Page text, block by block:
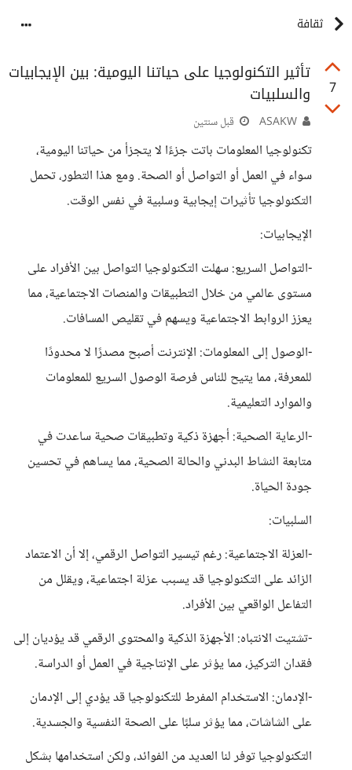
ثقافة
7
تأثير التكنولوجيا على حياتنا اليومية: بين الإيجابيات
والسلبيات
قبل سنتين
تكنولوجيا المعلومات باتت جزءًا لا يتجزأ من حياتنا اليومية،
سواء في العمل أو التواصل أو الصحة. ومع هذا التطور، تحمل
التكنولوجيا تأثيرات إيجابية وسلبية في نفس الوقت.
الإيجابيات:
-التواصل السريع: سهلت التكنولوجيا التواصل بين الأفراد على
مستوى عالمي من خلال التطبيقات والمنصات الاجتماعية، مما
يعزز الروابط الاجتماعية ويسهم في تقليص المسافات.
-الوصول إلى المعلومات: الإنترنت أصبح مصدرًا لا محدودًا
للمعرفة، مما يتيح للناس فرصة الوصول السريع للمعلومات
والموارد التعليمية.
-الرعاية الصحية: أجهزة ذكية وتطبيقات صحية ساعدت في
متابعة النشاط البدني والحالة الصحية، مما يساهم في تحسين
جودة الحياة.
السلبيات:
-العزلة الاجتماعية: رغم تيسير التواصل الرقمي، إلا أن الاعتماد
الزائد على التكنولوجيا قد يسبب عزلة اجتماعية، ويقلل من
التفاعل الواقعي بين الأفراد.
-تشتيت الانتباه: الأجهزة الذكية والمحتوى الرقمي قد يؤديان إلى
فقدان التركيز، مما يؤثر على الإنتاجية في العمل أو الدراسة.
-الإدمان: الاستخدام المفرط للتكنولوجيا قد يؤدي إلى الإدمان
على الشاشات، مما يؤثر سلبًا على الصحة النفسية والجسدية.
التكنولوجيا توفر لنا العديد من الفوائد، ولكن استخدامها بشكل